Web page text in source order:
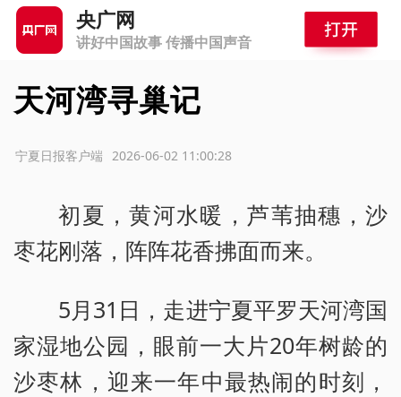
央广网
讲好中国故事 传播中国声音
天河湾寻巢记
2026-06-02 11:00:28
宁夏日报客户端
初夏，黄河水暖，芦苇抽穗，沙
枣花刚落，阵阵花香拂面而来。
5月31日，走进宁夏平罗天河湾国
家湿地公园，眼前一大片20年树龄的
沙枣林，迎来一年中最热闹的时刻，